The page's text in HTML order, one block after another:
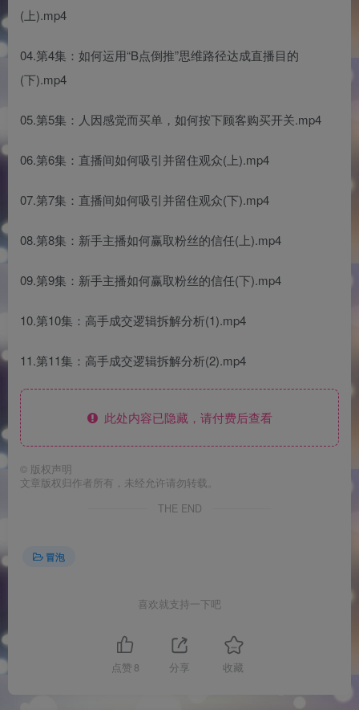
(上).mp4
04.第4集：如何运用“B点倒推”思维路径达成直播目的
(下).mp4
05.第5集：人因感觉而买单，如何按下顾客购买开关.mp4
06.第6集：直播间如何吸引并留住观众(上).mp4
07.第7集：直播间如何吸引并留住观众(下).mp4
08.第8集：新手主播如何赢取粉丝的信任(上).mp4
09.第9集：新手主播如何赢取粉丝的信任(下).mp4
10.第10集：高手成交逻辑拆解分析(1).mp4
11.第11集：高手成交逻辑拆解分析(2).mp4
此处内容已隐藏，请付费后查看
© 版权声明
文章版权归作者所有，未经允许请勿转载。
THE END
冒泡
喜欢就支持一下吧
点赞 8 分享 收藏